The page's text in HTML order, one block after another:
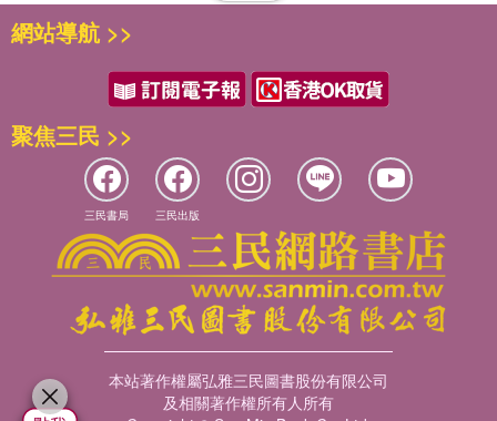
網站導航 >>
聚焦三民 >>
三民書局 三民出版
本站著作權屬弘雅三民圖書股份有限公司
及相關著作權所有人所有